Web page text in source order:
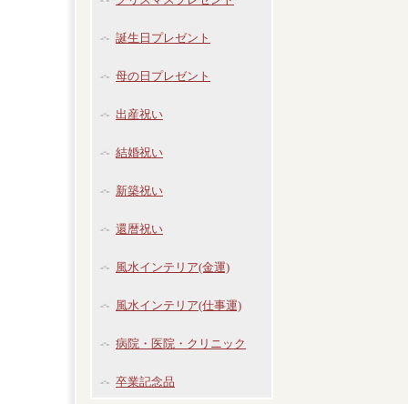
誕生日プレゼント
母の日プレゼント
出産祝い
結婚祝い
新築祝い
還暦祝い
風水インテリア(金運)
風水インテリア(仕事運)
病院・医院・クリニック
卒業記念品